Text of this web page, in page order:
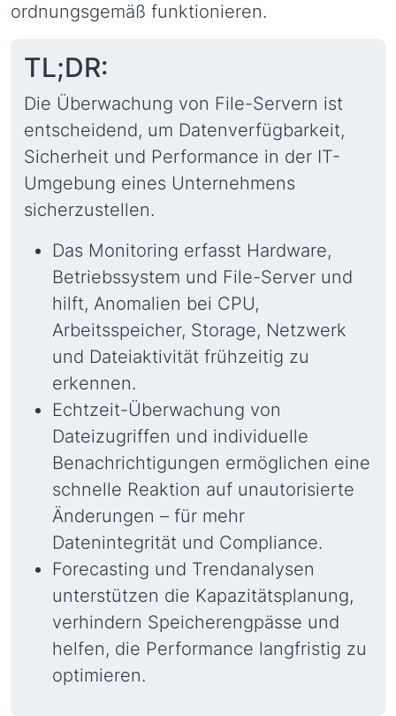
ordnungsgemäß funktionieren.
TL;DR:
Die Überwachung von File-Servern ist
entscheidend, um Datenverfügbarkeit,
Sicherheit und Performance in der IT-
Umgebung eines Unternehmens
sicherzustellen.
Das Monitoring erfasst Hardware,
Betriebssystem und File-Server und
hilft, Anomalien bei CPU,
Arbeitsspeicher, Storage, Netzwerk
und Dateiaktivität frühzeitig zu
erkennen.
Echtzeit-Überwachung von
Dateizugriffen und individuelle
Benachrichtigungen ermöglichen eine
schnelle Reaktion auf unautorisierte
Änderungen – für mehr
Datenintegrität und Compliance.
Forecasting und Trendanalysen
unterstützen die Kapazitätsplanung,
verhindern Speicherengpässe und
helfen, die Performance langfristig zu
optimieren.